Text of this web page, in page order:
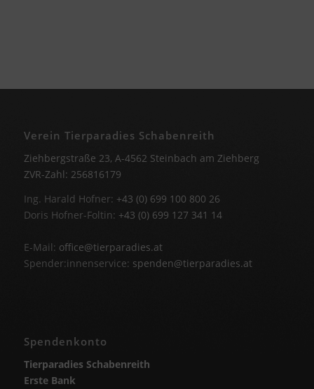
Verein Tierparadies Schabenreith
Ziehbergstraße 23, A-4562 Steinbach am Ziehberg
ZVR-Zahl: 256816179
Ing. Harald Hofner: +43 (0) 699 100 800 26
Doris Hofner-Foltin: +43 (0) 699 127 341 14
E-Mail: office@tierparadies.at
Spender:innenservice: spenden@tierparadies.at
Spendenkonto
Tierparadies Schabenreith
Erste Bank